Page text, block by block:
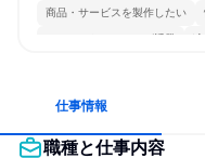
商品・サービスを製作したい
コミュニケーションが活発 冷
仕事情報
職種と仕事内容